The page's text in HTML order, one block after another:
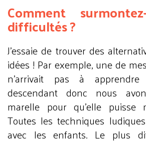
Comment
difficultés ?
J’essaie de trouver des
idées ! Par exemple, une de
n’arrivait pas à
descendant donc nous
marelle pour qu’elle puisse
Toutes les techniques
avec les enfants. Le plus